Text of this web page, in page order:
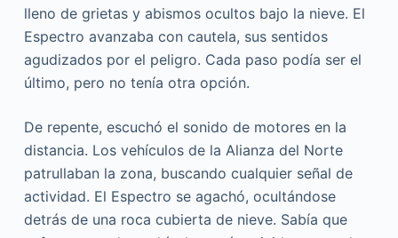
lleno de grietas y abismos ocultos bajo la nieve. El
Espectro avanzaba con cautela, sus sentidos
agudizados por el peligro. Cada paso podía ser el
último, pero no tenía otra opción.
De repente, escuchó el sonido de motores en la
distancia. Los vehículos de la Alianza del Norte
patrullaban la zona, buscando cualquier señal de
actividad. El Espectro se agachó, ocultándose
detrás de una roca cubierta de nieve. Sabía que